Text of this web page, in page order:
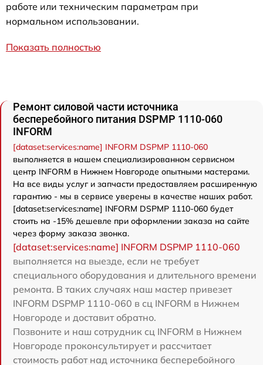
работе или техническим параметрам при
нормальном использовании.
Показать полностью
Ремонт силовой части источника
бесперебойного питания DSPMP 1110-060
INFORM
[dataset:services:name] INFORM DSPMP 1110-060
выполняется в нашем специализированном сервисном
центр INFORM в Нижнем Новгороде опытными мастерами.
На все виды услуг и запчасти предоставляем расширенную
гарантию - мы в сервисе уверены в качестве наших работ.
[dataset:services:name] INFORM DSPMP 1110-060 будет
стоить на -15% дешевле при оформлении заказа на сайте
через форму заказа звонка.
[dataset:services:name] INFORM DSPMP 1110-060
выполняется на выезде, если не требует
специального оборудования и длительного времени
ремонта. В таких случаях наш мастер привезет
INFORM DSPMP 1110-060 в сц INFORM в Нижнем
Новгороде и доставит обратно.
Позвоните и наш сотрудник сц INFORM в Нижнем
Новгороде проконсультирует и рассчитает
стоимость работ над источника бесперебойного